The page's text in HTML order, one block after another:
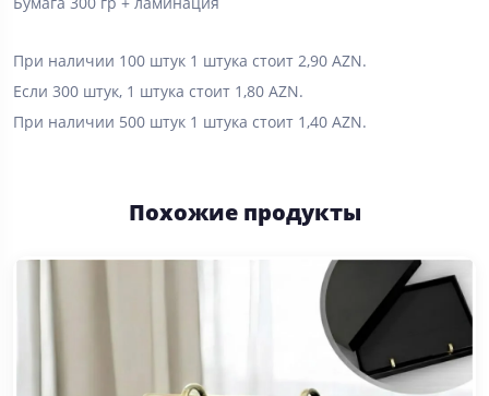
При наличии 100 штук 1 штука стоит 2,90 AZN.
Если 300 штук, 1 штука стоит 1,80 AZN.
При наличии 500 штук 1 штука стоит 1,40 AZN.
Похожие продукты